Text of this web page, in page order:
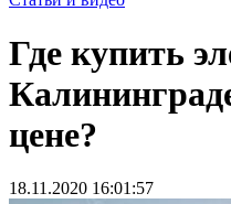
Где купить
цене?
18.11.2020 16:01:57